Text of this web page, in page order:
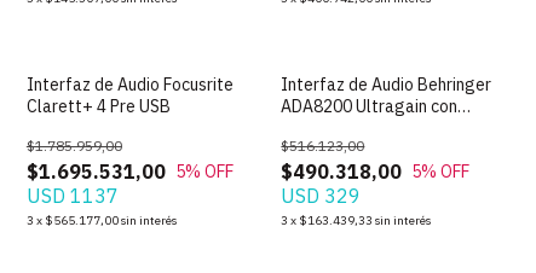
Interfaz de Audio Focusrite
Clarett+ 4 Pre USB
$1.695.531,00
$1.785.959,00
5% OFF
USD 1137
3 x $565.177,00sin interés
Interfaz de Audio Behringer
ADA8200 Ultragain con
$490.318,00
$516.123,00
5% OFF
USD 329
3 x $163.439,33 sin interés